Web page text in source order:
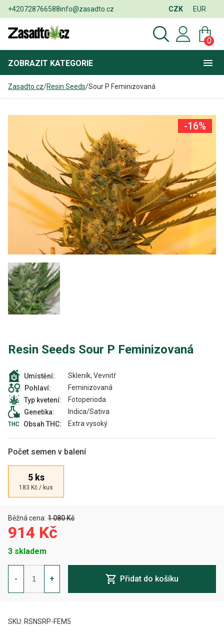
+420728766588info@zasadto.cz CZK EUR
0
ZOBRAZIT KATEGORIE
Zasadto.cz/Resin Seeds/Sour P Feminizovaná
Resin Seeds Sour P Feminizovaná
Umístění:
Skleník, Vevnitř
Pohlaví:
Feminizovaná
Typ kvetení:
Fotoperioda
Genetika:
Indica/Sativa
Obsah THC:
Extra vysoký
Počet semen v balení
5 ks
183 Kč / kus
Běžná cena: 1 080 Kč
-16%
914 Kč
3 skladem
-
Sour
Feminizovaná
množství
+ Přidat do košíku
SKU: RSNSRP-FEM5